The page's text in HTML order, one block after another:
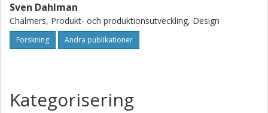
Sven Dahlman
Chalmers, Produkt- och produktionsutveckling, Design
Forskning Andra publikationer
Kategorisering